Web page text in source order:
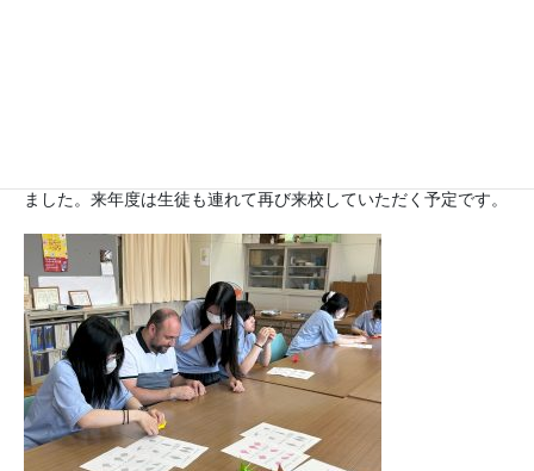
ました。来年度は生徒も連れて再び来校していただく予定です。